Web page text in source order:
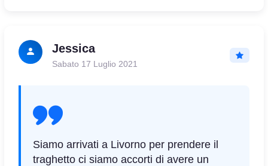
Jessica
Sabato 17 Luglio 2021
Siamo arrivati a Livorno per prendere il
traghetto ci siamo accorti di avere un